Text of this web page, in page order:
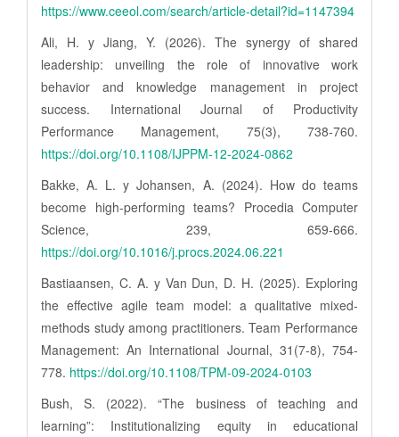
https://www.ceeol.com/search/article-detail?id=1147394
Ali, H. y Jiang, Y. (2026). The synergy of shared
leadership: unveiling the role of innovative work
behavior and knowledge management in project
success. International Journal of Productivity
Performance Management, 75(3), 738-760.
https://doi.org/10.1108/IJPPM-12-2024-0862
Bakke, A. L. y Johansen, A. (2024). How do teams
become high-performing teams? Procedia Computer
Science, 239, 659-666.
https://doi.org/10.1016/j.procs.2024.06.221
Bastiaansen, C. A. y Van Dun, D. H. (2025). Exploring
the effective agile team model: a qualitative mixed-
methods study among practitioners. Team Performance
Management: An International Journal, 31(7-8), 754-
778. https://doi.org/10.1108/TPM-09-2024-0103
Bush, S. (2022). “The business of teaching and
learning”: Institutionalizing equity in educational